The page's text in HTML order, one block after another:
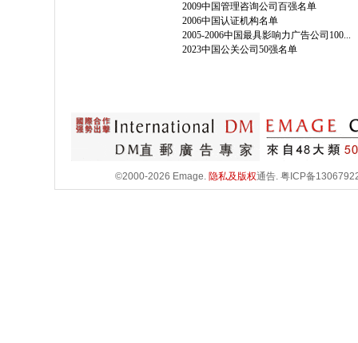
2009中国管理咨询公司百强名单
2006中国认证机构名单
2005-2006中国最具影响力广告公司100...
2023中国公关公司50强名单
©2000-2026 Emage. 隐私及版权通告. 粤ICP备